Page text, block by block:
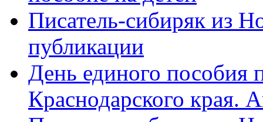
Писатель-сибиряк из
публикации
День единого пособия
Краснодарского края.